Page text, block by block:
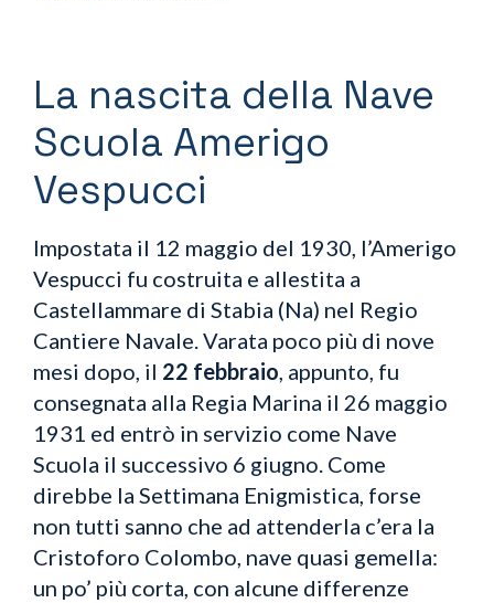
La nascita della Nave
Scuola Amerigo
Vespucci
Impostata il 12 maggio del 1930, l’Amerigo
Vespucci fu costruita e allestita a
Castellammare di Stabia (Na) nel Regio
Cantiere Navale. Varata poco più di nove
mesi dopo, il 22 febbraio, appunto, fu
consegnata alla Regia Marina il 26 maggio
1931 ed entrò in servizio come Nave
Scuola il successivo 6 giugno. Come
direbbe la Settimana Enigmistica, forse
non tutti sanno che ad attenderla c’era la
Cristoforo Colombo, nave quasi gemella:
un po’ più corta, con alcune differenze